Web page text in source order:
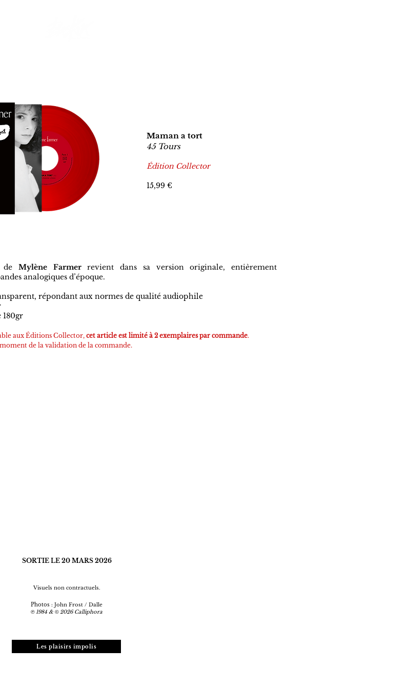
de Mylène Farmerrevient dans sa version originale, entièrement
analogiques d’époque.
répondant aux normes de qualité audiophile
180gr
aux Éditions Collector,cet article est limité à 2 exemplaires par commande.
de la validation de la commande.
Maman a tort
45 Tours
Édition Collector
15,99 €
SORTIE LE 20 MARS 2026
Visuels non contractuels.
Photos : John Frost / Dalle
℗1984 &©2026 Calliphora
Les plaisirs impolis